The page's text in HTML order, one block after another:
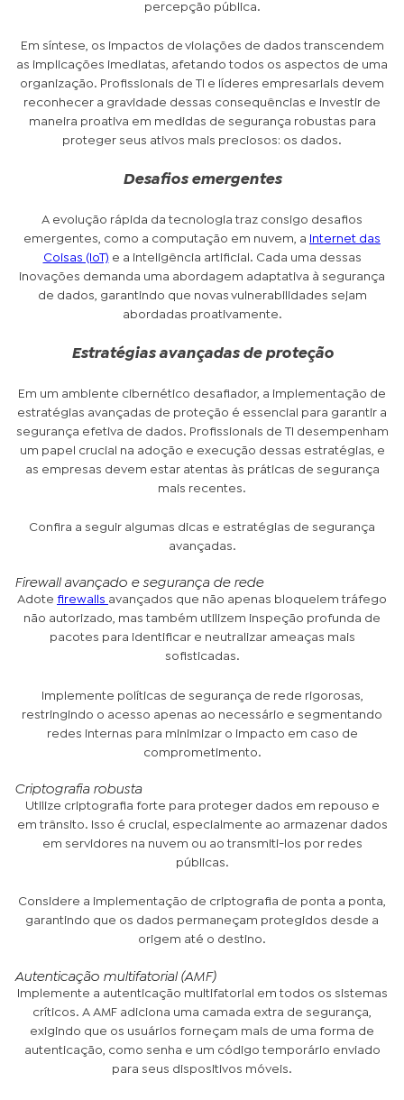
percepção pública.
Em síntese, os impactos de violações de dados transcendem
as implicações imediatas, afetando todos os aspectos de uma
organização. Profissionais de TI e líderes empresariais devem
reconhecer a gravidade dessas consequências e investir de
maneira proativa em medidas de segurança robustas para
proteger seus ativos mais preciosos: os dados.
Desafios emergentes
A evolução rápida da tecnologia traz consigo desafios
emergentes, como a computação em nuvem, a
Internet das
Coisas (IoT) e a inteligência artificial. Cada uma dessas
inovações demanda uma abordagem adaptativa à segurança
de dados, garantindo que novas vulnerabilidades sejam
abordadas proativamente.
Estratégias avançadas de proteção
Em um ambiente cibernético desafiador, a implementação de
estratégias avançadas de proteção é essencial para garantir a
segurança efetiva de dados. Profissionais de TI desempenham
um papel crucial na adoção e execução dessas estratégias, e
as empresas devem estar atentas às práticas de segurança
mais recentes.
Confira a seguir algumas dicas e estratégias de segurança
avançadas.
Firewall avançado e segurança de rede
Adote firewalls avançados que não apenas bloqueiem tráfego
não autorizado, mas também utilizem inspeção profunda de
pacotes para identificar e neutralizar ameaças mais
sofisticadas.
Implemente políticas de segurança de rede rigorosas,
restringindo o acesso apenas ao necessário e segmentando
redes internas para minimizar o impacto em caso de
comprometimento.
Criptografia robusta
Utilize criptografia forte para proteger dados em repouso e
em trânsito. Isso é crucial, especialmente ao armazenar dados
em servidores na nuvem ou ao transmiti-los por redes
públicas.
Considere a implementação de criptografia de ponta a ponta,
garantindo que os dados permaneçam protegidos desde a
origem até o destino.
Autenticação multifatorial (AMF)
Implemente a autenticação multifatorial em todos os sistemas
críticos. A AMF adiciona uma camada extra de segurança,
exigindo que os usuários forneçam mais de uma forma de
autenticação, como senha e um código temporário enviado
para seus dispositivos móveis.